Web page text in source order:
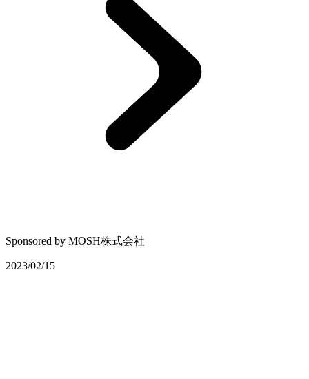
Sponsored by MOSH株式会社
2023/02/15